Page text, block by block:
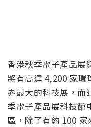
香港秋季電子產品展
將有高達 4,200 家環
界最大的科技展，而
季電子產品展科技
區，除了有約 100 家